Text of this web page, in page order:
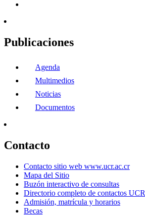
Publicaciones
Agenda
Multimedios
Noticias
Documentos
Contacto
Contacto sitio web www.ucr.ac.cr
Mapa del Sitio
Buzón interactivo de consultas
Directorio completo de contactos UCR
Admisión, matrícula y horarios
Becas